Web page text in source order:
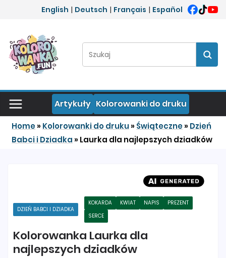
Przejdź do treści
English | Deutsch | Français | Español
Szukaj:
Artykuły Kolorowanki do druku
Home» Kolorowanki do druku» Świąteczne» Dzień
Babci i Dziadka » Laurka dla najlepszych dziadków
DZIEŃ BABCI I DZIADKA
KOKARDA KWIAT NAPIS
PREZENT
SERCE
Kolorowanka Laurka dla
najlepszych dziadków